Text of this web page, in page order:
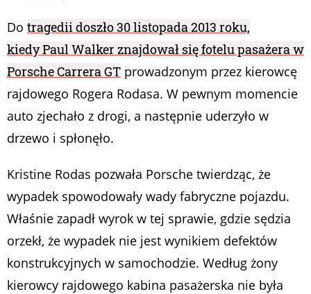
Do tragedii doszło 30 listopada 2013 roku,
kiedy Paul Walker znajdował się fotelu pasażera w
Porsche Carrera GT prowadzonym przez kierowcę
rajdowego Rogera Rodasa. W pewnym momencie
auto zjechało z drogi, a następnie uderzyło w
drzewo i spłonęło.
Kristine Rodas pozwała Porsche twierdząc, że
wypadek spowodowały wady fabryczne pojazdu.
Właśnie zapadł wyrok w tej sprawie, gdzie sędzia
orzekł, że wypadek nie jest wynikiem defektów
konstrukcyjnych w samochodzie. Według żony
kierowcy rajdowego kabina pasażerska nie była